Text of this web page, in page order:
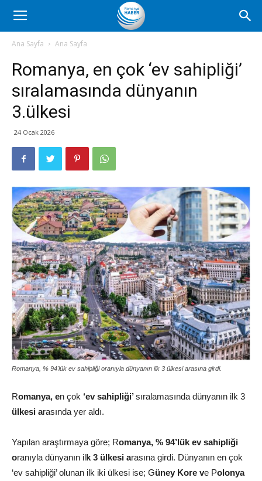
Romanya
Haber
Ana Sayfa Ana Sayfa
Romanya, en çok ‘ev sahipliği’
sıralamasında dünyanın
3.ülkesi
24 Ocak 2026
Romanya, % 94'lük ev sahipliği oranıyla dünyanın ilk 3 ülkesi arasına girdi.
Romanya, en çok ‘ev sahipliği’sıralamasında dünyanın ilk 3
ülkesi arasında yer aldı.
Yapılan araştırmaya göre; Romanya, % 94’lük ev sahipliği
oranıyla dünyanın ilk 3 ülkesi arasına girdi. Dünyanın en çok
‘ev sahipliği’ olunan ilk iki ülkesi ise; Güney Kore ve Polonya